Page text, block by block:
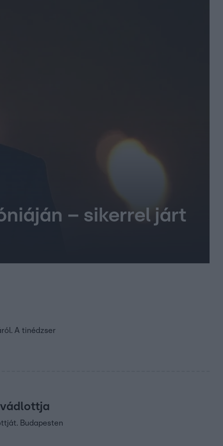
– sikerrel járt
A tinédzser
vádlottja
Budapesten